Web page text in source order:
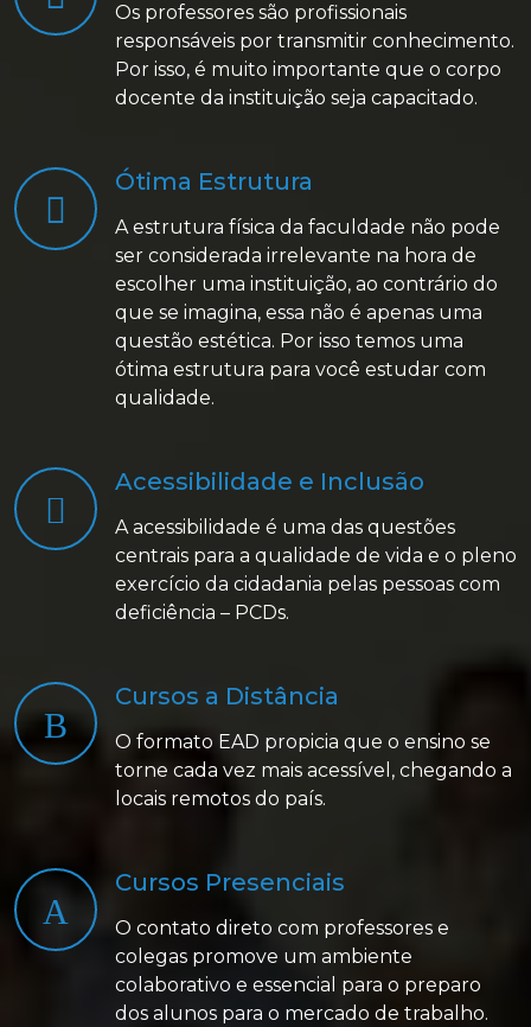
Os professores são profissionais
responsáveis por transmitir conhecimento.
Por isso, é muito importante que o corpo
docente da instituição seja capacitado.
Ótima Estrutura
A estrutura física da faculdade não pode
ser considerada irrelevante na hora de
escolher uma instituição, ao contrário do
que se imagina, essa não é apenas uma
questão estética. Por isso temos uma
ótima estrutura para você estudar com
qualidade.
Acessibilidade e Inclusão
A acessibilidade é uma das questões
centrais para a qualidade de vida e o pleno
exercício da cidadania pelas pessoas com
deficiência – PCDs.
Cursos a Distância
O formato EAD propicia que o ensino se
torne cada vez mais acessível, chegando a
locais remotos do país.
Cursos Presenciais
O contato direto com professores e
colegas promove um ambiente
colaborativo e essencial para o preparo
dos alunos para o mercado de trabalho.